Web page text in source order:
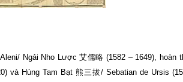
Ngải Nho Lược 艾儒略 (1582 – 1649), hoàn
và Hùng Tam Bạt 熊三拔/ Sebatian de Ursis